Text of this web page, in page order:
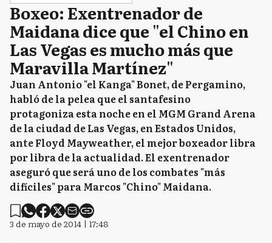
Boxeo: Exentrenador de
Maidana dice que "el Chino en
Las Vegas es mucho más que
Maravilla Martínez"
Juan Antonio "el Kanga" Bonet, de Pergamino,
habló de la pelea que el santafesino
protagoniza esta noche en el MGM Grand Arena
de la ciudad de Las Vegas, en Estados Unidos,
ante Floyd Mayweather, el mejor boxeador libra
por libra de la actualidad. El exentrenador
aseguró que será uno de los combates "más
difíciles" para Marcos "Chino" Maidana.
3 de mayo de 2014 | 17:48